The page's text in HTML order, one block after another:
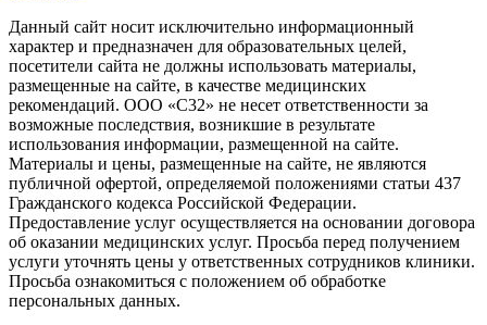
Данный сайт носит исключительно информационный
характер и предназначен для образовательных целей,
посетители сайта не должны использовать материалы,
размещенные на сайте, в качестве медицинских
рекомендаций. ООО «С32» не несет ответственности за
возможные последствия, возникшие в результате
использования информации, размещенной на сайте.
Материалы и цены, размещенные на сайте, не являются
публичной офертой, определяемой положениями статьи 437
Гражданского кодекса Российской Федерации.
Предоставление услуг осуществляется на основании договора
об оказании медицинских услуг. Просьба перед получением
услуги уточнять цены у ответственных сотрудников клиники.
Просьба ознакомиться с положением об обработке
персональных данных.